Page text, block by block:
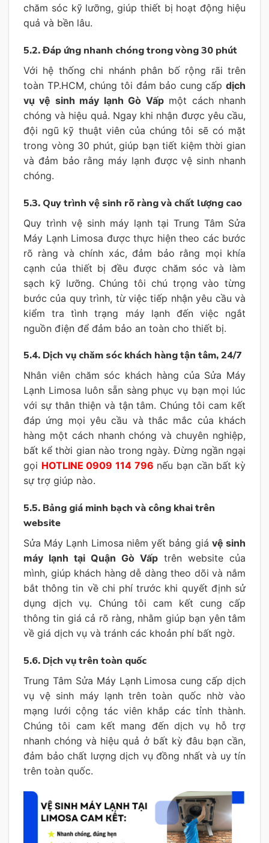
chăm sóc kỹ lưỡng, giúp thiết bị hoạt động hiệu
quả và bền lâu.
5.2. Đáp ứng nhanh chóng trong vòng 30 phút
Với hệ thống chi nhánh phân bố rộng rãi trên
toàn TP.HCM, chúng tôi đảm bảo cung cấp dịch
vụ vệ sinh máy lạnh Gò Vấpmột cách nhanh
chóng và hiệu quả. Ngay khi nhận được yêu cầu,
đội ngũ kỹ thuật viên của chúng tôi sẽ có mặt
trong vòng 30 phút, giúp bạn tiết kiệm thời gian
và đảm bảo rằng máy lạnh được vệ sinh nhanh
chóng.
5.3. Quy trình vệ sinh rõ ràng và chất lượng cao
Quy trình vệ sinh máy lạnh tại Trung Tâm Sửa
Máy Lạnh Limosa được thực hiện theo các bước
rõ ràng và chính xác, đảm bảo rằng mọi khía
cạnh của thiết bị đều được chăm sóc và làm
sạch kỹ lưỡng. Chúng tôi chú trọng vào từng
bước của quy trình, từ việc tiếp nhận yêu cầu và
kiểm tra tình trạng máy lạnh đến việc ngắt
nguồn điện để đảm bảo an toàn cho thiết bị.
5.4. Dịch vụ chăm sóc khách hàng tận tâm, 24/7
Nhân viên chăm sóc khách hàng của Sửa Máy
Lạnh Limosa luôn sẵn sàng phục vụ bạn mọi lúc
với sự thân thiện và tận tâm. Chúng tôi cam kết
đáp ứng mọi yêu cầu và thắc mắc của khách
hàng một cách nhanh chóng và chuyên nghiệp,
bất kể thời gian nào trong ngày. Đừng ngần ngại
gọi HOTLINE 0909 114 796 nếu bạn cần bất kỳ
sự trợ giúp nào.
5.5. Bảng giá minh bạch và công khai trên
website
Sửa Máy Lạnh Limosa niêm yết bảng giá vệ sinh
máy lạnh tại Quận Gò Vấp trên website của
mình, giúp khách hàng dễ dàng theo dõi và nắm
bắt thông tin về chi phí trước khi quyết định sử
dụng dịch vụ. Chúng tôi cam kết cung cấp
thông tin giá cả rõ ràng, nhằm giúp bạn yên tâm
về giá dịch vụ và tránh các khoản phí bất ngờ.
5.6. Dịch vụ trên toàn quốc
Trung Tâm Sửa Máy Lạnh Limosa cung cấp dịch
vụ vệ sinh máy lạnh trên toàn quốc nhờ vào
mạng lưới cộng tác viên khắp các tỉnh thành.
Chúng tôi cam kết mang đến dịch vụ hỗ trợ
nhanh chóng và hiệu quả ở bất kỳ đâu bạn cần,
đảm bảo chất lượng dịch vụ đồng nhất và uy tín
trên toàn quốc.